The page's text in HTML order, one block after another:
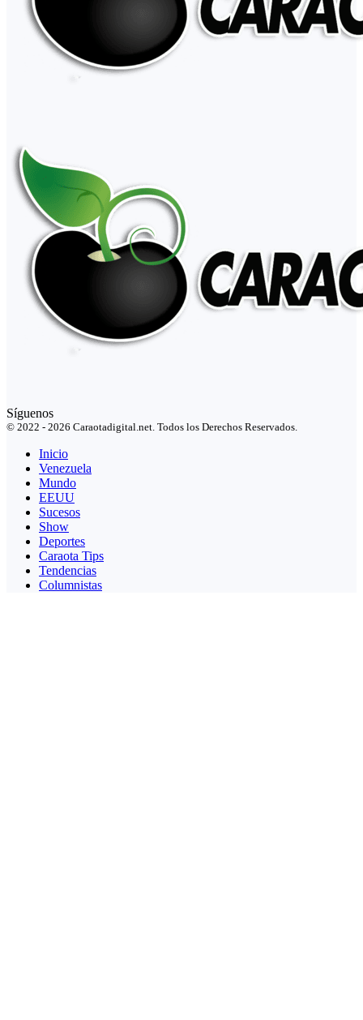
Síguenos
© 2022 - 2026 Caraotadigital.net. Todos los Derechos Reservados.
Inicio
Venezuela
Mundo
EEUU
Sucesos
Show
Deportes
Caraota Tips
Tendencias
Columnistas